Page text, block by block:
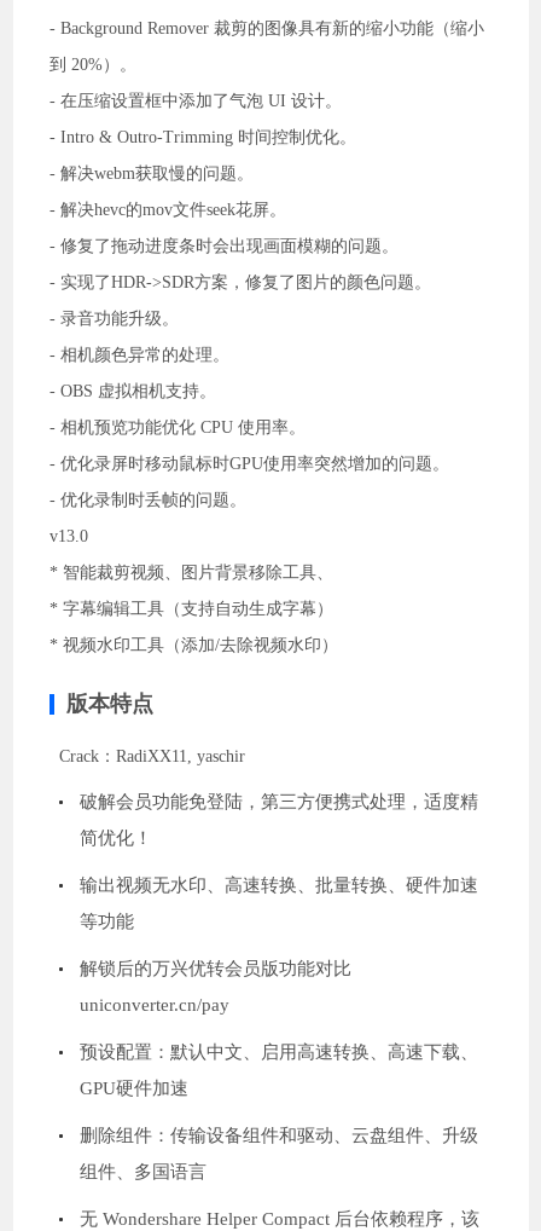
- Background Remover 裁剪的图像具有新的缩小功能（缩小
到 20%）。
- 在压缩设置框中添加了气泡 UI 设计。
- Intro & Outro-Trimming 时间控制优化。
- 解决webm获取慢的问题。
- 解决hevc的mov文件seek花屏。
- 修复了拖动进度条时会出现画面模糊的问题。
- 实现了HDR->SDR方案，修复了图片的颜色问题。
- 录音功能升级。
- 相机颜色异常的处理。
- OBS 虚拟相机支持。
- 相机预览功能优化 CPU 使用率。
- 优化录屏时移动鼠标时GPU使用率突然增加的问题。
- 优化录制时丢帧的问题。
v13.0
* 智能裁剪视频、图片背景移除工具、
* 字幕编辑工具（支持自动生成字幕）
* 视频水印工具（添加/去除视频水印）
版本特点
Crack：RadiXX11, yaschir
破解会员功能免登陆，第三方便携式处理，适度精
简优化！
输出视频无水印、高速转换、批量转换、硬件加速
等功能
解锁后的万兴优转会员版功能对比
uniconverter.cn/pay
预设配置：默认中文、启用高速转换、高速下载、
GPU硬件加速
删除组件：传输设备组件和驱动、云盘组件、升级
组件、多国语言
无 Wondershare Helper Compact 后台依赖程序，该